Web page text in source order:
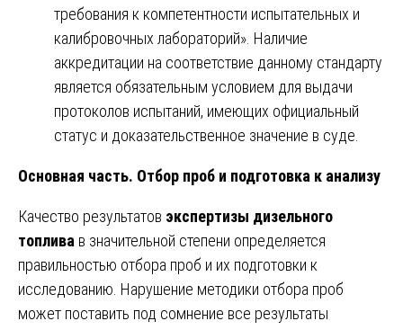
требования к компетентности испытательных и
калибровочных лабораторий». Наличие
аккредитации на соответствие данному стандарту
является обязательным условием для выдачи
протоколов испытаний, имеющих официальный
статус и доказательственное значение в суде.
Основная часть. Отбор проб и подготовка к анализу
Качество результатов экспертизы дизельного
топлива в значительной степени определяется
правильностью отбора проб и их подготовки к
исследованию. Нарушение методики отбора проб
может поставить под сомнение все результаты